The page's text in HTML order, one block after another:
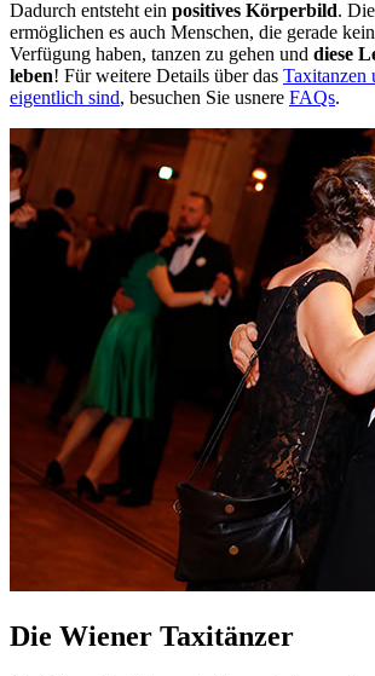
Dadurch entsteht ein positives Körperbild.
ermöglichen es auch Menschen, die gerade
Verfügung haben, tanzen zu gehen und diese
leben! Für weitere Details über das Taxitanzen
eigentlich sind, besuchen Sie usnere FAQs.
Die Wiener Taxitänzer